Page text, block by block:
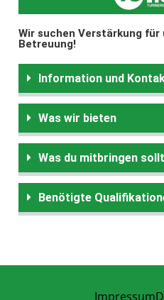
Wir suchen Verstärkung für
Betreuung!
Information und
Was wir bieten
Was du mitbringen
Benötigte
Impressum